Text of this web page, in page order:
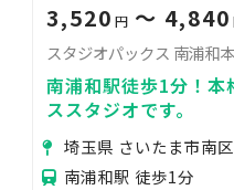
3,520 円〜 4,840
スタジオパックス 南浦和
南浦和駅徒歩1分！本
ススタジオです。
埼玉県 さいたま市南
南浦和駅 徒歩1分